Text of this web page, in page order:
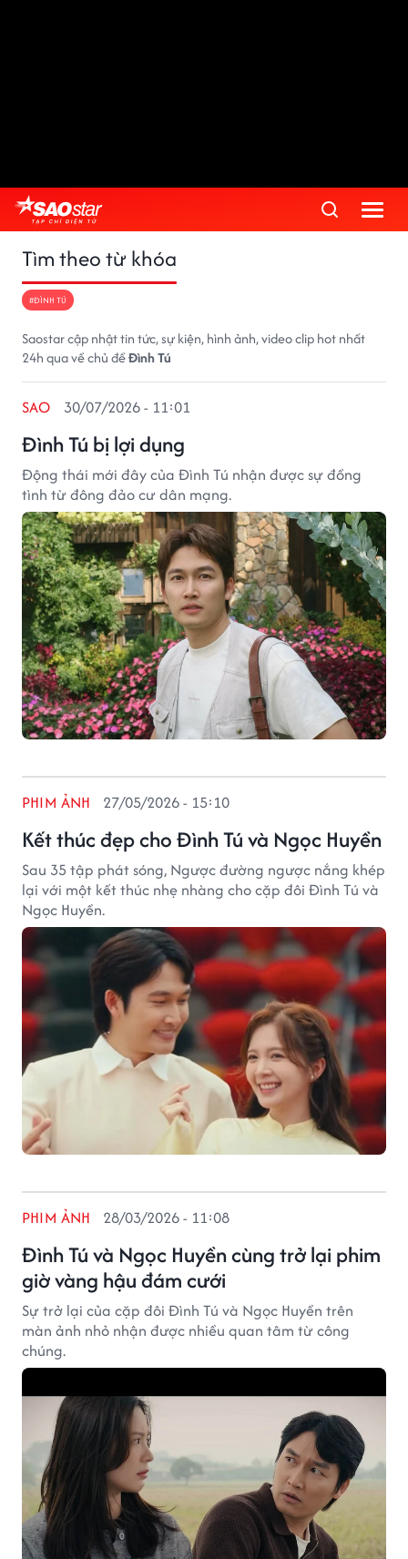
Tìm theo từ khóa
#ĐÌNH TÚ
Saostar cập nhật tin tức, sự kiện, hình ảnh, video clip hot nhất
24h qua về chủ đềĐình Tú
Đình Tú bị lợi dụng
SAO 30/07/2026 - 11:01
Động thái mới đây của Đình Tú nhận được sự đồng
tình từ đông đảo cư dân mạng.
Kết thúc đẹp cho Đình Tú và Ngọc Huyền
PHIM ẢNH 27/05/2026 - 15:10
Sau 35 tập phát sóng, Ngược đường ngược nắng khép
lại với một kết thúc nhẹ nhàng cho cặp đôi Đình Tú và
Ngọc Huyền.
Đình Tú và Ngọc Huyền cùng trở lại phim
giờ vàng hậu đám cưới
PHIM ẢNH 28/03/2026 - 11:08
Sự trở lại của cặp đôi Đình Tú và Ngọc Huyền trên
màn ảnh nhỏ nhận được nhiều quan tâm từ công
chúng.